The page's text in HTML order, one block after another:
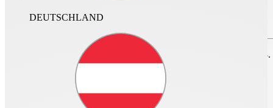
Zum Speichern des Projektes bitte anmelden oder
Für den Login ist ein neuer Helios Account erforderlich. Vor dem
DEUTSCHLAND